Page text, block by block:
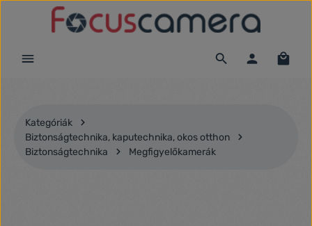
Ugrás a fő tartalomra
Kategóriák
Biztonságtechnika, kaputechnika, okos otthon
Biztonságtechnika
Megfigyelőkamerák